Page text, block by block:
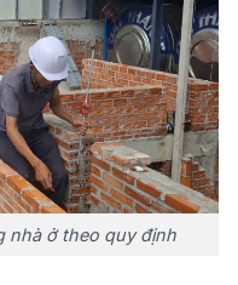
nhà ở theo quy định